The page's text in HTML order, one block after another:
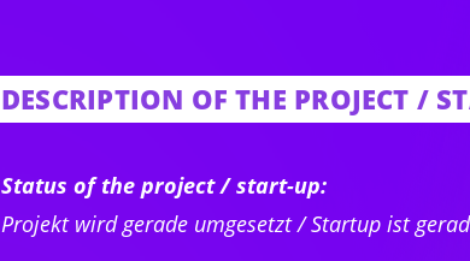
DESCRIPTION OF THE PROJECT /
Status of the project / start-up:
Projekt wird gerade umgesetzt / Startup ist